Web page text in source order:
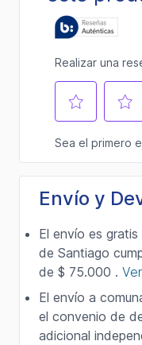
Envío y
El envío es
de Santiago
de $ 75.000 .
El envío a
el convenio de
adicional